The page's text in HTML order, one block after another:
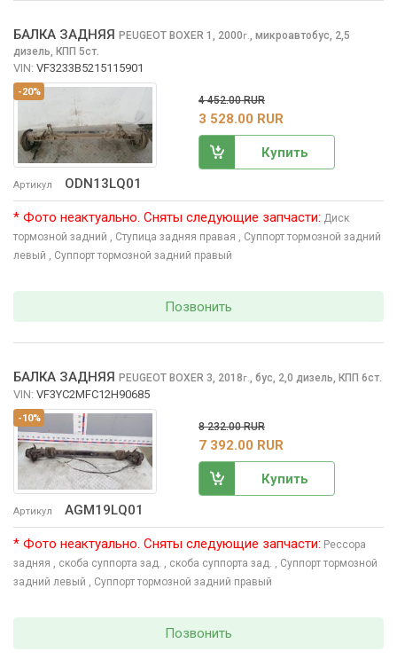
-20%
Артикул ODN13LQ01
БАЛКА ЗАДНЯЯ PEUGEOT BOXER 1, 2000г., микроавтобус, 2,5
дизель, КПП 5ст.
VIN: VF3233B5215115901
4 452.00 RUR
3 528.00 RUR
Купить
* Фото неактуально. Сняты следующие запчасти: Диск
тормозной задний , Ступица задняя правая , Суппорт тормозной задний
левый , Суппорт тормозной задний правый
Позвонить
-10%
Артикул AGM19LQ01
БАЛКА ЗАДНЯЯ PEUGEOT BOXER 3, 2018г., бус, 2,0 дизель, КПП 6ст.
VIN: VF3YC2MFC12H90685
8 232.00 RUR
7 392.00 RUR
Купить
* Фото неактуально. Сняты следующие запчасти: Рессора
задняя , скоба суппорта зад. , скоба суппорта зад. , Суппорт тормозной
задний левый , Суппорт тормозной задний правый
Позвонить